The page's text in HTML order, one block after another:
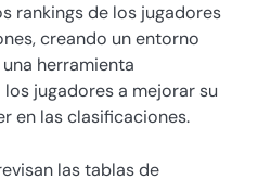
rankings de los jugadores
creando un entorno
herramienta
jugadores a mejorar su
en las clasificaciones.
las tablas de